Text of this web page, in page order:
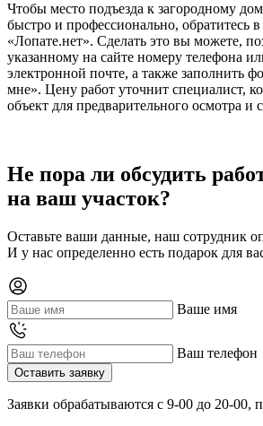
Чтобы место подъезда к загородному
быстро и профессионально, обратитесь
«Лопате.нет». Сделать это вы можете,
указанному на сайте номеру телефона
электронной почте, а также заполнить
мне». Цену работ уточнит специалист,
объект для предварительного осмотра и
Не пора ли обсудить
на ваш участок?
Оставьте ваши данные, наш сотрудник
И у нас определенно есть подарок для
Ваше имя
Ваш телефон
Заявки обрабатываются с 9-00 до 20-00,